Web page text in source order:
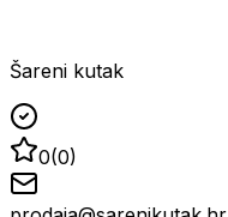
Šareni kutak
0(0)